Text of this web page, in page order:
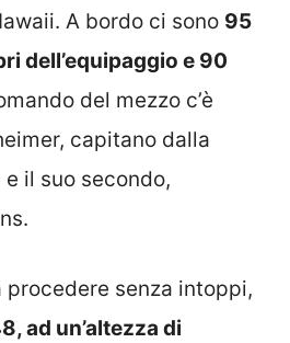
A bordo ci sono 95
dell’equipaggio e 90
del mezzo c’è
capitano dalla
il suo secondo,
senza intoppi,
ad un’altezza di